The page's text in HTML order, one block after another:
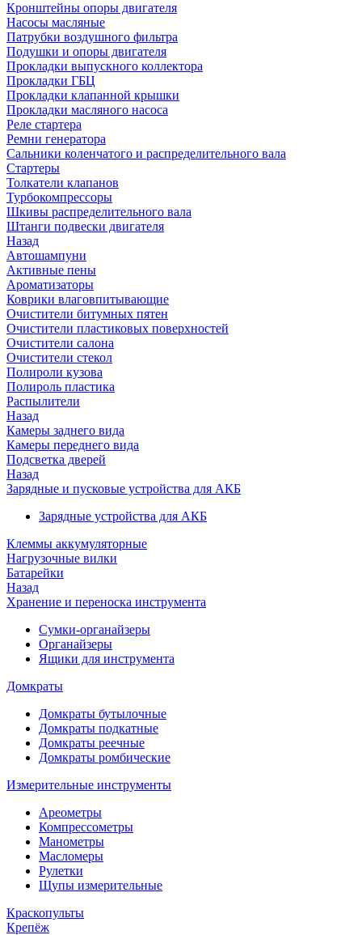
Кронштейны опоры двигателя
Насосы масляные
Патрубки воздушного фильтра
Подушки и опоры двигателя
Прокладки выпускного коллектора
Прокладки ГБЦ
Прокладки клапанной крышки
Прокладки масляного насоса
Реле стартера
Ремни генератора
Сальники коленчатого и распределительного вала
Стартеры
Толкатели клапанов
Турбокомпрессоры
Шкивы распределительного вала
Штанги подвески двигателя
Назад
Автошампуни
Активные пены
Ароматизаторы
Коврики влаговпитывающие
Очистители битумных пятен
Очистители пластиковых поверхностей
Очистители салона
Очистители стекол
Полироли кузова
Полироль пластика
Распылители
Назад
Камеры заднего вида
Камеры переднего вида
Подсветка дверей
Назад
Зарядные и пусковые устройства для АКБ
Зарядные устройства для АКБ
Клеммы аккумуляторные
Нагрузочные вилки
Батарейки
Назад
Хранение и переноска инструмента
Сумки-органайзеры
Органайзеры
Ящики для инструмента
Домкраты
Домкраты бутылочные
Домкраты подкатные
Домкраты реечные
Домкраты ромбические
Измерительные инструменты
Ареометры
Компрессометры
Манометры
Масломеры
Рулетки
Щупы измерительные
Краскопульты
Крепёж